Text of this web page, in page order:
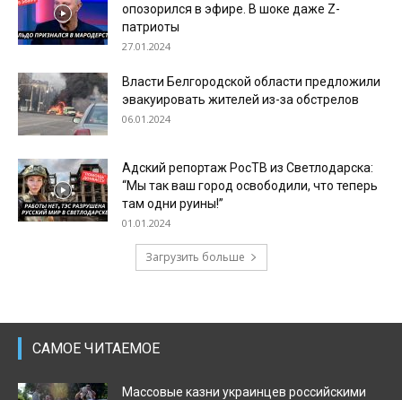
опозорился в эфире. В шоке даже Z-
патриоты
27.01.2024
Власти Белгородской области предложили
эвакуировать жителей из-за обстрелов
06.01.2024
Адский репортаж РосТВ из Светлодарска:
“Мы так ваш город освободили, что теперь
там одни руины!”
01.01.2024
Загрузить больше
САМОЕ ЧИТАЕМОЕ
Массовые казни украинцев российскими